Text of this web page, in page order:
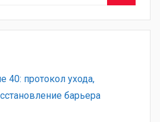
40: протокол ухода,
барьера